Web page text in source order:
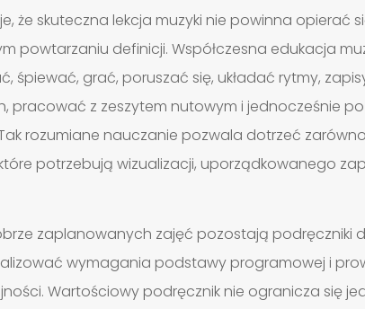
że skuteczna lekcja muzyki nie powinna opierać
powtarzaniu definicji. Współczesna edukacja
śpiewać, grać, poruszać się, układać rytmy,
pracować z zeszytem nutowym i jednocześnie
rozumiane nauczanie pozwala dotrzeć
potrzebują wizualizacji, uporządkowanego
zaplanowanych zajęć pozostają podręczniki
wymagania podstawy programowej i
Wartościowy podręcznik nie ogranicza się